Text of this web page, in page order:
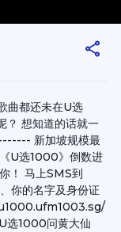
曲都还未在U选
？ 想知道的话就一
新加坡规模最
U选1000》倒数进
！ 马上SMS到
你的名字及身份证
1000问黄大仙